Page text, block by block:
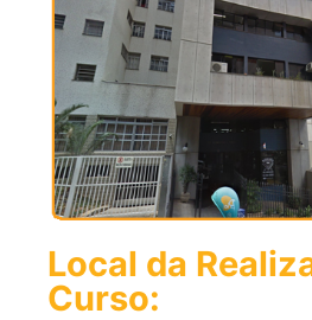
Local da
Curso: